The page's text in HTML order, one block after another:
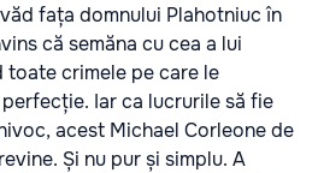
fața domnului Plahotniuc în
că semăna cu cea a lui
toate crimele pe care le
Iar ca lucrurile să fie
acest Michael Corleone de
Și nu pur și simplu. A